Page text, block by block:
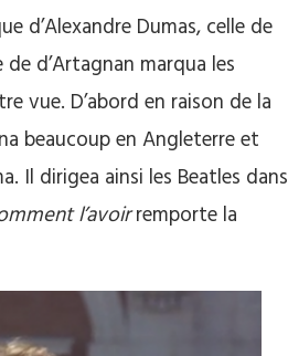
d’Alexandre Dumas, celle de
d’Artagnan marqua les
vue. D’abord en raison de la
beaucoup en Angleterre et
Il dirigea ainsi les Beatles dans
l’avoirremporte la